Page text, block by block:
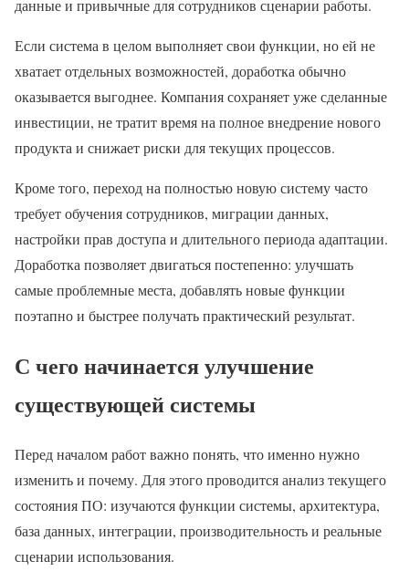
данные и привычные для сотрудников сценарии работы.
Если система в целом выполняет свои функции, но ей не
хватает отдельных возможностей, доработка обычно
оказывается выгоднее. Компания сохраняет уже сделанные
инвестиции, не тратит время на полное внедрение нового
продукта и снижает риски для текущих процессов.
Кроме того, переход на полностью новую систему часто
требует обучения сотрудников, миграции данных,
настройки прав доступа и длительного периода адаптации.
Доработка позволяет двигаться постепенно: улучшать
самые проблемные места, добавлять новые функции
поэтапно и быстрее получать практический результат.
С чего начинается улучшение
существующей системы
Перед началом работ важно понять, что именно нужно
изменить и почему. Для этого проводится анализ текущего
состояния ПО: изучаются функции системы, архитектура,
база данных, интеграции, производительность и реальные
сценарии использования.